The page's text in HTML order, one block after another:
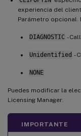
experiencia del
Parámetro opcional.
DIAGNOSTIC -
Unidentified -
NONE
Puedes modificar la
Licensing Manager.
IMPORTANTE